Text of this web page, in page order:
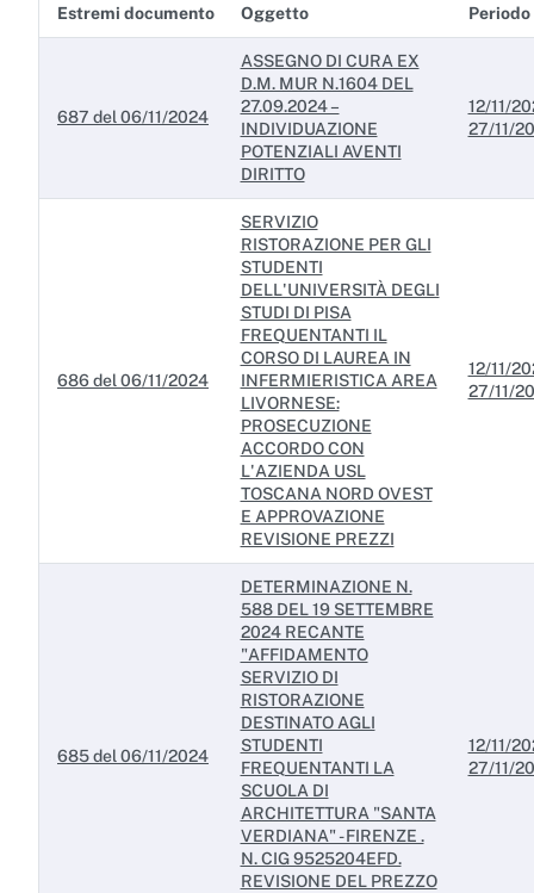
Bandi di gara e contratti
Sovvenzioni, contributi, sussidi, vantaggi economici
Bilanci
Beni immobili e gestione patrimonio
Controlli e rilievi sull'amministrazione
Pagamenti dell'amministrazione
Opere pubbliche
Pianificazione e governo del territorio
Informazioni ambientali
Interventi straordinari e di emergenza
Altri contenuti
Attuazione misure PNRR
Estremi documento Oggetto
687 del 06/11/2024
ASSEGNO DI CURA EX
D.M. MUR N.1604 DEL
27.09.2024 –
INDIVIDUAZIONE
POTENZIALI AVENTI
DIRITTO
12/11/
27/11/
686 del 06/11/2024
SERVIZIO
RISTORAZIONE PER GLI
STUDENTI
DELL'UNIVERSITÀ DEGLI
STUDI DI PISA
FREQUENTANTI IL
CORSO DI LAUREA IN
INFERMIERISTICA AREA
LIVORNESE:
PROSECUZIONE
ACCORDO CON
L'AZIENDA USL
TOSCANA NORD OVEST
E APPROVAZIONE
REVISIONE PREZZI
12/11/
27/11/
685 del 06/11/2024
DETERMINAZIONE N.
588 DEL 19 SETTEMBRE
2024 RECANTE
"AFFIDAMENTO
SERVIZIO DI
RISTORAZIONE
DESTINATO AGLI
STUDENTI
FREQUENTANTI LA
SCUOLA DI
ARCHITETTURA "SANTA
VERDIANA" - FIRENZE .
N. CIG 9525204EFD.
REVISIONE DEL PREZZO
12/11/
27/11/